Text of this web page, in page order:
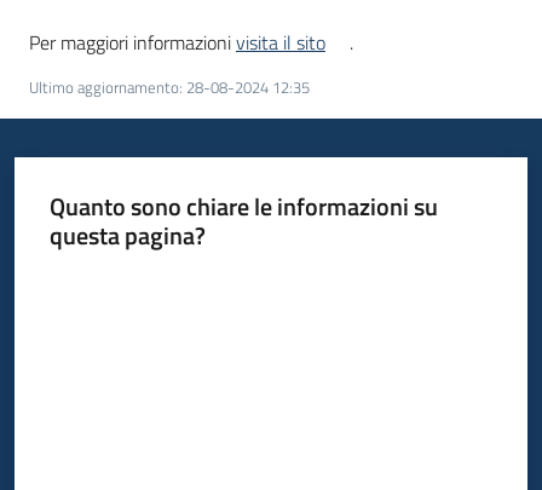
Per maggiori informazionivisita il sito .
Ultimo aggiornamento: 28-08-2024 12:35
Quanto sono chiare le informazioni su
questa pagina?